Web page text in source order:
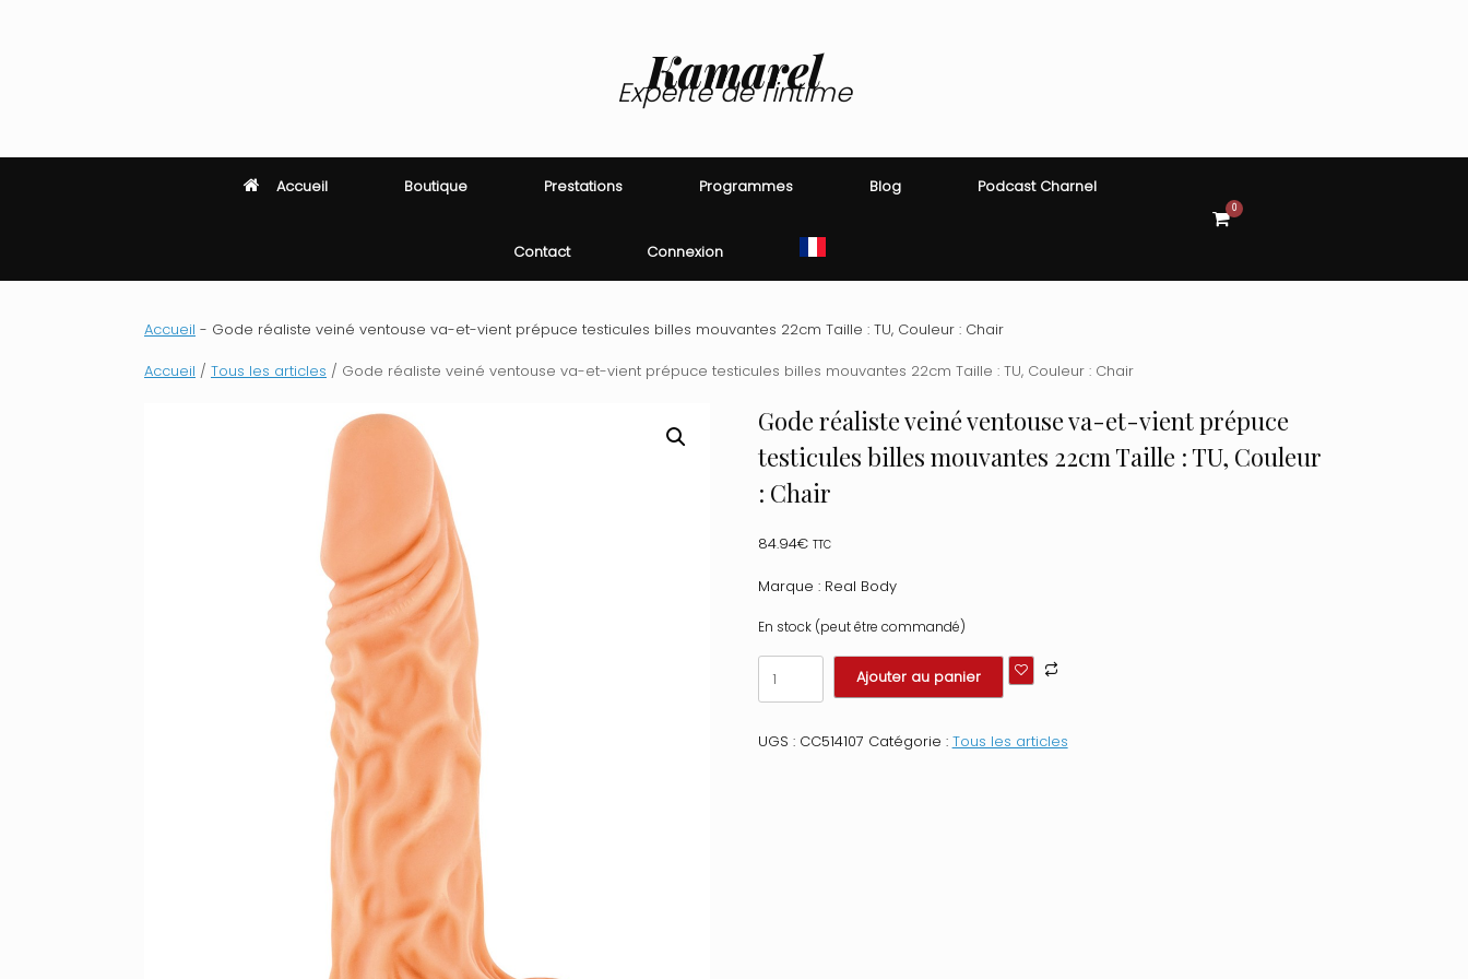
Kamarel
Experte de l'intime
Accueil Boutique Prestations Programmes Blog Podcast Charnel
Contact Connexion
View
shopping
0
Accueil - Gode réaliste veiné ventouse va-et-vient prépuce testicules billes mouvantes 22cm Taille : TU, Couleur : Chair
Accueil / Tous les articles / Gode réaliste veiné ventouse va-et-vient prépuce testicules billes mouvantes 22cm Taille : TU, Couleur : Chair
Gode réaliste veiné ventouse va-et-vient prépuce
testicules billes mouvantes 22cm Taille : TU, Couleur
: Chair
84.94€ TTC
Marque : Real Body
En stock (peut être commandé)
quantité
de
Gode
veiné
Ajouter au panier
UGS : CC514107 Catégorie : Tous les articles